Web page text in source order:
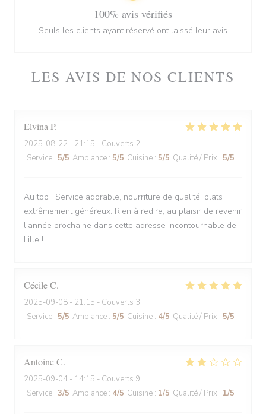
LES AVIS DE NOS CLIENTS
Elvina P
2025-08-22 - 21:15 - Couverts 2
Service : 5/5 Ambiance : 5/5 Cuisine : 5/5 Qualité / Prix : 5/5
Au top ! Service adorable, nourriture de qualité, plats
extrêmement généreux. Rien à redire, au plaisir de revenir
l'année prochaine dans cette adresse incontournable de
Lille !
CécileC
2025-09-08 - 21:15 - Couverts 3
Service : 5/5 Ambiance : 5/5 Cuisine : 4/5 Qualité / Prix : 5/5
AntoineC
2025-09-04 - 14:15 - Couverts 9
Service : 3/5 Ambiance : 4/5 Cuisine : 1/5 Qualité / Prix : 1/5
100% avis vérifiés
Seuls les clients ayant réservé ont laissé leur avis